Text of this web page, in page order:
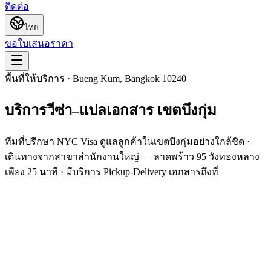
ติดต่อ
ไทย
ขอใบเสนอราคา
พื้นที่ให้บริการ · Bueng Kum, Bangkok 10240
บริการวีซ่า–แปลเอกสาร เขตบึงกุ่ม
ทีมที่ปรึกษา NYC Visa ดูแลลูกค้าในเขตบึงกุ่มอย่างใกล้ชิด ·
เดินทางจากสาขาสำนักงานใหญ่ — ลาดพร้าว 95 วังทองหลาง
เพียง 25 นาที · มีบริการ Pickup-Delivery เอกสารถึงที่